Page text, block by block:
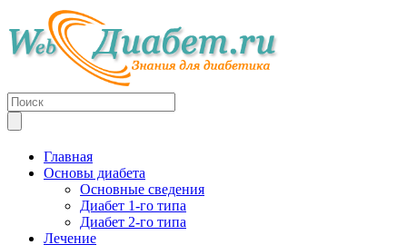
Главная
Основы диабета
Основные сведения
Диабет 1-го типа
Диабет 2-го типа
Лечение